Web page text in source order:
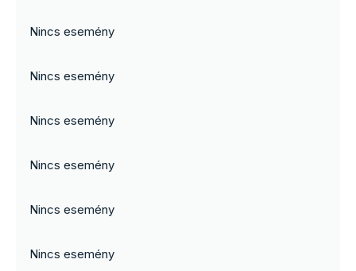
Nincs esemény
Nincs esemény
Nincs esemény
Nincs esemény
Nincs esemény
Nincs esemény